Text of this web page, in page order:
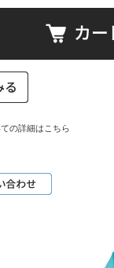
の詳細はこちら